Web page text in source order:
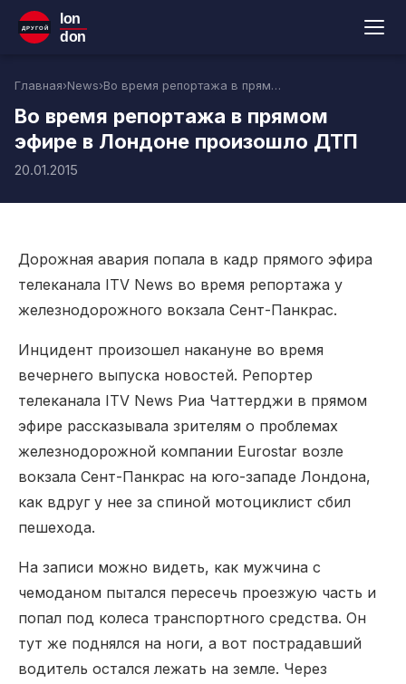
ДРУГОЙ
lon
don
Главная›News› Во время репортажа в прямом эфире в Лондоне произошло ДТП
Во время репортажа в прямом
эфире в Лондоне произошло ДТП
20.01.2015
Дорожная авария попала в кадр прямого эфира
телеканала ITV News во время репортажа у
железнодорожного вокзала Сент-Панкрас.
Инцидент произошел накануне во время
вечернего выпуска новостей. Репортер
телеканала ITV News Риа Чаттерджи в прямом
эфире рассказывала зрителям о проблемах
железнодорожной компании Eurostar возле
вокзала Сент-Панкрас на юго-западе Лондона,
как вдруг у нее за спиной мотоциклист сбил
пешехода.
На записи можно видеть, как мужчина с
чемоданом пытался пересечь проезжую часть и
попал под колеса транспортного средства. Он
тут же поднялся на ноги, а вот пострадавший
водитель остался лежать на земле. Через